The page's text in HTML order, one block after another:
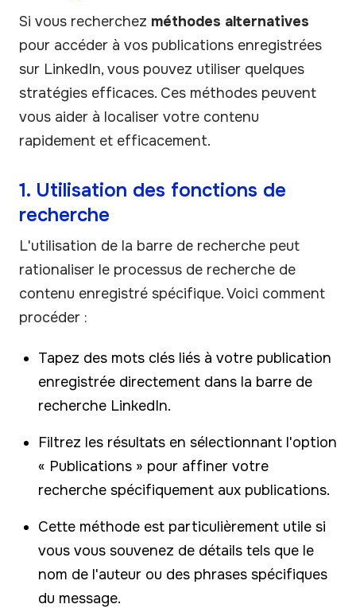
Si vous recherchez méthodes alternatives
pour accéder à vos publications enregistrées
sur LinkedIn, vous pouvez utiliser quelques
stratégies efficaces. Ces méthodes peuvent
vous aider à localiser votre contenu
rapidement et efficacement.
1. Utilisation des fonctions de
recherche
L'utilisation de la barre de recherche peut
rationaliser le processus de recherche de
contenu enregistré spécifique. Voici comment
procéder :
Tapez des mots clés liés à votre publication
enregistrée directement dans la barre de
recherche LinkedIn.
Filtrez les résultats en sélectionnant l'option
« Publications » pour affiner votre
recherche spécifiquement aux publications.
Cette méthode est particulièrement utile si
vous vous souvenez de détails tels que le
nom de l'auteur ou des phrases spécifiques
du message.